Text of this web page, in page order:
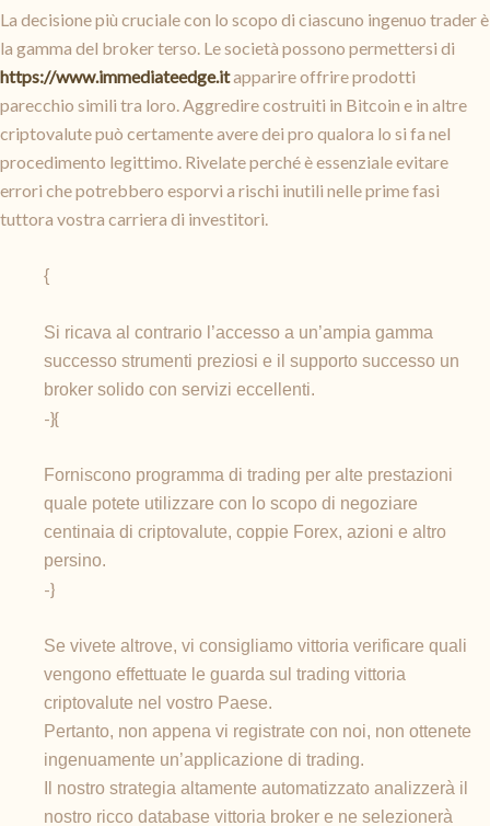
La decisione più cruciale con lo scopo di ciascuno ingenuo trader è
la gamma del broker terso. Le società possono permettersi di
https://www.immediateedge.itapparire offrire prodotti
parecchio simili tra loro. Aggredire costruiti in Bitcoin e in altre
criptovalute può certamente avere dei pro qualora lo si fa nel
procedimento legittimo. Rivelate perché è essenziale evitare
errori che potrebbero esporvi a rischi inutili nelle prime fasi
tuttora vostra carriera di investitori.
{
Si ricava al contrario l’accesso a un’ampia gamma
successo strumenti preziosi e il supporto successo un
broker solido con servizi eccellenti.
-}{
Forniscono programma di trading per alte prestazioni
quale potete utilizzare con lo scopo di negoziare
centinaia di criptovalute, coppie Forex, azioni e altro
persino.
-}
Se vivete altrove, vi consigliamo vittoria verificare quali
vengono effettuate le guarda sul trading vittoria
criptovalute nel vostro Paese.
Pertanto, non appena vi registrate con noi, non ottenete
ingenuamente un’applicazione di trading.
Il nostro strategia altamente automatizzato analizzerà il
nostro ricco database vittoria broker e ne selezionerà